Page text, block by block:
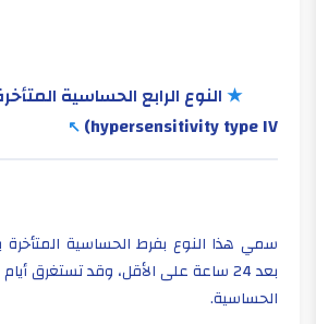
★النوع الرابع الحساسية
hypersensitivity type IV)
سمي هذا النوع بفرط الحساسية
بعد 24 ساعة على الأقل، وقد تستغرق
الحساسية.